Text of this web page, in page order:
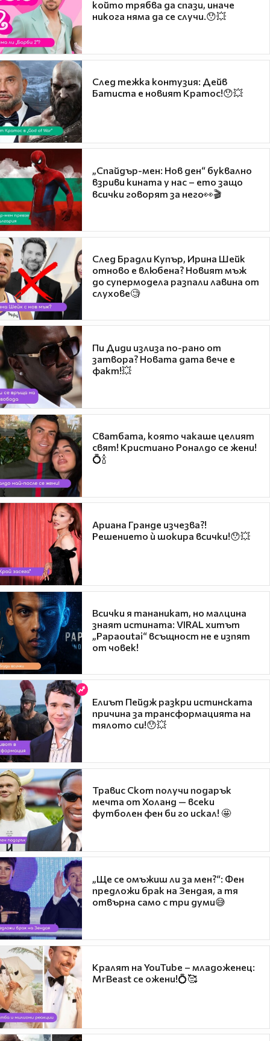
който трябва да спази, иначе
никога няма да се случи.😯💥
След тежка контузия: Дейв
Батиста е новият Кратос!😯💥
„Спайдър-мен: Нов ден“ буквално
взриви кината у нас – ето защо
всички говорят за него👀🎬
След Брадли Купър, Ирина Шейк
отново е влюбена? Новият мъж
до супермодела разпали лавина от
слухове🧐
Пи Диди излиза по-рано от
затвора? Новата дата вече е
факт!💥
Сватбата, която чакаше целият
свят! Кристиано Роналдо се жени!
💍🍾
Ариана Гранде изчезва?!
Решението ѝ шокира всички!😯💥
Всички я тананикат, но малцина
знаят истината: VIRAL хитът
„Papaoutai“ всъщност не е изпят
от човек!
Елиът Пейдж разкри истинската
причина за трансформацията на
тялото си!😯💥
Травис Скот получи подарък
мечта от Холанд — всеки
футболен фен би го искал! 🤩
„Ще се омъжиш ли за мен?“: Фен
предложи брак на Зендая, а тя
отвърна само с три думи😅
Кралят на YouTube – младоженец:
MrBeast се ожени!💍🥰